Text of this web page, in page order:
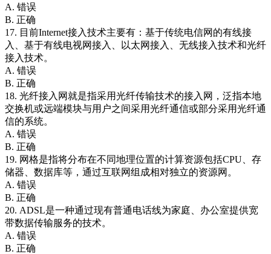
A. 错误
B. 正确
17. 目前Internet接入技术主要有：基于传统电信网的有线接
入、基于有线电视网接入、以太网接入、无线接入技术和光纤
接入技术。
A. 错误
B. 正确
18. 光纤接入网就是指采用光纤传输技术的接入网，泛指本地
交换机或远端模块与用户之间采用光纤通信或部分采用光纤通
信的系统。
A. 错误
B. 正确
19. 网格是指将分布在不同地理位置的计算资源包括CPU、存
储器、数据库等，通过互联网组成相对独立的资源网。
A. 错误
B. 正确
20. ADSL是一种通过现有普通电话线为家庭、办公室提供宽
带数据传输服务的技术。
A. 错误
B. 正确